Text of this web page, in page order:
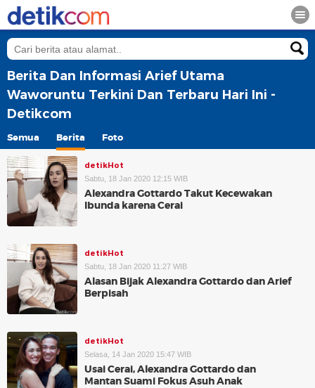
Berita Dan Informasi Arief Utama
Waworuntu Terkini Dan Terbaru Hari Ini -
Detikcom
Semua Berita Foto
detikHot
Sabtu, 18 Jan 2020 12:15 WIB
Alexandra Gottardo Takut Kecewakan
Ibunda karena Cerai
detikHot
Sabtu, 18 Jan 2020 11:27 WIB
Alasan Bijak Alexandra Gottardo dan Arief
Berpisah
detikHot
Selasa, 14 Jan 2020 15:47 WIB
Usai Cerai, Alexandra Gottardo dan
Mantan Suami Fokus Asuh Anak